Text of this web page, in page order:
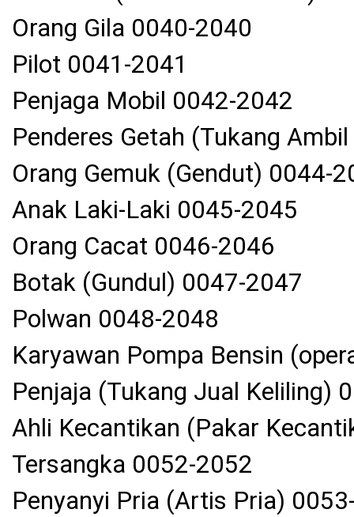
Orang Gila 0040-2040
Pilot 0041-2041
Penjaga Mobil 0042-2042
Penderes Getah (Tukang
Orang Gemuk (Gendut) 0044-
Anak Laki-Laki 0045-2045
Orang Cacat 0046-2046
Botak (Gundul) 0047-2047
Polwan 0048-2048
Karyawan Pompa Bensin
Penjaja (Tukang Jual Keliling)
Ahli Kecantikan (Pakar
Tersangka 0052-2052
Penyanyi Pria (Artis Pria)